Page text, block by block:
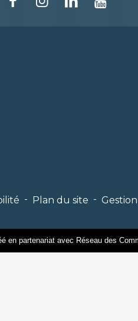
- Plan du site -
en partenariat avec Réseau des